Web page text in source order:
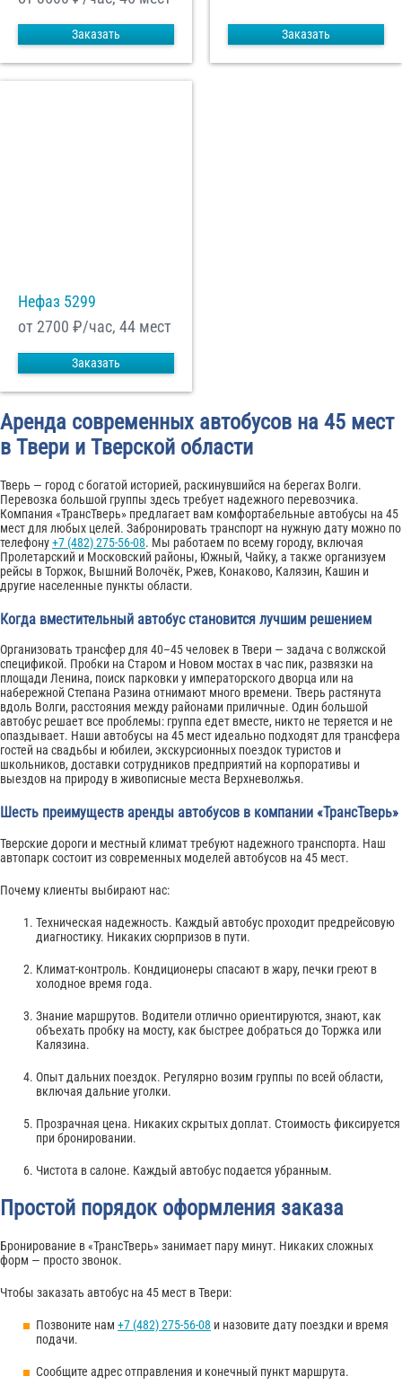
Заказать Заказать
Нефаз 5299
от 2700 ₽/час, 44 мест
Заказать
Аренда современных автобусов на 45 мест
в Твери и Тверской области
Тверь — город с богатой историей, раскинувшийся на берегах Волги.
Перевозка большой группы здесь требует надежного перевозчика.
Компания «ТрансТверь» предлагает вам комфортабельные автобусы на 45
мест для любых целей. Забронировать транспорт на нужную дату можно по
телефону+7 (482) 275-56-08. Мы работаем по всему городу, включая
Пролетарский и Московский районы, Южный, Чайку, а также организуем
рейсы в Торжок, Вышний Волочёк, Ржев, Конаково, Калязин, Кашин и
другие населенные пункты области.
Когда вместительный автобус становится лучшим решением
Организовать трансфер для 40–45 человек в Твери — задача с волжской
спецификой. Пробки на Старом и Новом мостах в час пик, развязки на
площади Ленина, поиск парковки у императорского дворца или на
набережной Степана Разина отнимают много времени. Тверь растянута
вдоль Волги, расстояния между районами приличные. Один большой
автобус решает все проблемы: группа едет вместе, никто не теряется и не
опаздывает. Наши автобусы на 45 мест идеально подходят для трансфера
гостей на свадьбы и юбилеи, экскурсионных поездок туристов и
школьников, доставки сотрудников предприятий на корпоративы и
выездов на природу в живописные места Верхневолжья.
Шесть преимуществ аренды автобусов в компании «ТрансТверь»
Тверские дороги и местный климат требуют надежного транспорта. Наш
автопарк состоит из современных моделей автобусов на 45 мест.
Почему клиенты выбирают нас:
Техническая надежность. Каждый автобус проходит предрейсовую
диагностику. Никаких сюрпризов в пути.
Климат-контроль. Кондиционеры спасают в жару, печки греют в
холодное время года.
Знание маршрутов. Водители отлично ориентируются, знают, как
объехать пробку на мосту, как быстрее добраться до Торжка или
Калязина.
Опыт дальних поездок. Регулярно возим группы по всей области,
включая дальние уголки.
Прозрачная цена. Никаких скрытых доплат. Стоимость фиксируется
при бронировании.
Чистота в салоне. Каждый автобус подается убранным.
Простой порядок оформления заказа
Бронирование в «ТрансТверь» занимает пару минут. Никаких сложных
форм — просто звонок.
Чтобы заказать автобус на 45 мест в Твери:
Позвоните нам +7 (482) 275-56-08 и назовите дату поездки и время
подачи.
Сообщите адрес отправления и конечный пункт маршрута.